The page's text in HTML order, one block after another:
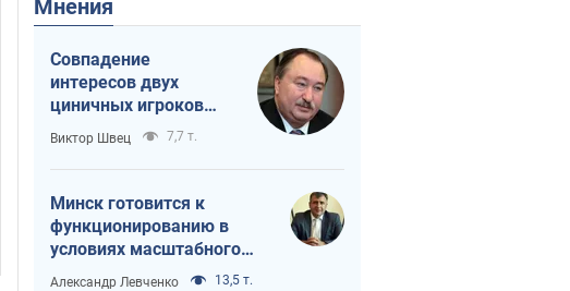
Мнения
Совпадение
интересов двух
циничных игроков
или тайный план
Трампа и Путина?
Виктор Швец 7,7 т.
Минск готовится к
функционированию в
условиях масштабного
военного кризиса
Александр Левченко 13,5 т.